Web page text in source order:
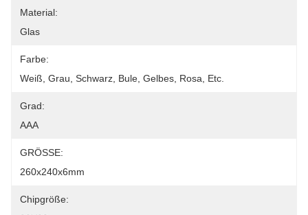
Material:
Glas
Farbe:
Weiß, Grau, Schwarz, Bule, Gelbes, Rosa, Etc.
Grad:
AAA
GRÖSSE:
260x240x6mm
Chipgröße: